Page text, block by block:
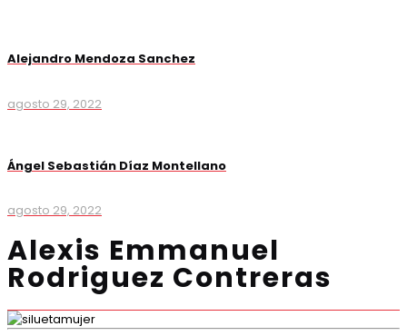
Alejandro Mendoza Sanchez
agosto 29, 2022
Ángel Sebastián Díaz Montellano
agosto 29, 2022
Alexis Emmanuel
Rodriguez Contreras